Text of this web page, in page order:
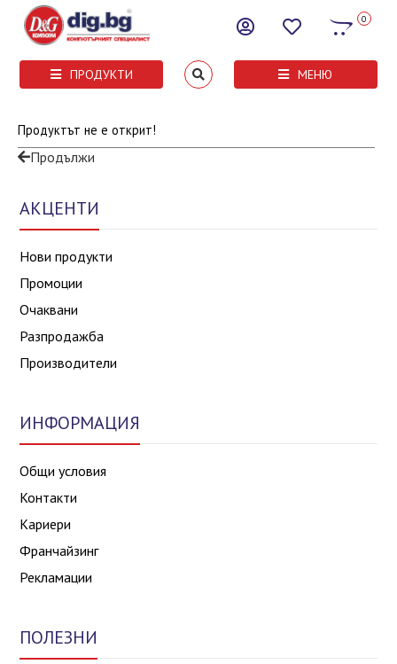
0
ПРОДУКТИ МЕНЮ
Продуктът не е открит!
Продължи
АКЦЕНТИ
Нови продукти
Промоции
Очаквани
Разпродажба
Производители
ИНФОРМАЦИЯ
Общи условия
Контакти
Кариери
Франчайзинг
Рекламации
ПОЛЕЗНИ